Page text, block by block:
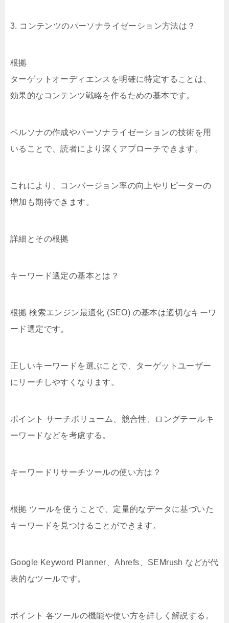
3. コンテンツのパーソナライゼーション方法は？
根拠
ターゲットオーディエンスを明確に特定することは、
効果的なコンテンツ戦略を作るための基本です。
ペルソナの作成やパーソナライゼーションの技術を用
いることで、読者により深くアプローチできます。
これにより、コンバージョン率の向上やリピーターの
増加も期待できます。
詳細とその根拠
キーワード選定の基本とは？
根拠 検索エンジン最適化 (SEO) の基本は適切なキーワ
ード選定です。
正しいキーワードを選ぶことで、ターゲットユーザー
にリーチしやすくなります。
ポイント サーチボリューム、競合性、ロングテールキ
ーワードなどを考慮する。
キーワードリサーチツールの使い方は？
根拠 ツールを使うことで、定量的なデータに基づいた
キーワードを見つけることができます。
Google Keyword Planner、Ahrefs、SEMrush などが代
表的なツールです。
ポイント 各ツールの機能や使い方を詳しく解説する。